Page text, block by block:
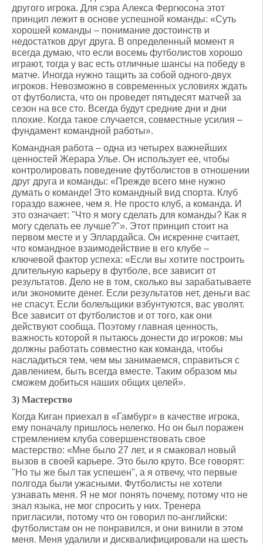
другого игрока. Для сэра Алекса Фергюсона этот
принцип лежит в основе успешной команды: «Суть
хорошей команды – понимание достоинств и
недостатков друг друга. В определенный момент я
всегда думаю, что если восемь футболистов хорошо
играют, тогда у вас есть отличные шансы на победу в
матче. Иногда нужно тащить за собой одного-двух
игроков. Невозможно в современных условиях ждать
от футболиста, что он проведет пятьдесят матчей за
сезон на все сто. Всегда будут средние дни и дни
плохие. Когда такое случается, совместные усилия –
фундамент командной работы».
Командная работа – одна из четырех важнейших
ценностей Жерара Улье. Он использует ее, чтобы
контролировать поведение футболистов в отношении
друг друга и команды: «Прежде всего мне нужно
думать о команде! Это командный вид спорта. Клуб
гораздо важнее, чем я. Не просто клуб, а команда. И
это означает: "Что я могу сделать для команды? Как я
могу сделать ее лучше?"». Этот принцип стоит на
первом месте и у Эллардайса. Он искренне считает,
что командное взаимодействие в его клубе –
ключевой фактор успеха: «Если вы хотите построить
длительную карьеру в футболе, все зависит от
результатов. Дело не в том, сколько вы зарабатываете
или экономите денег. Если результатов нет, деньги вас
не спасут. Если болельщики взбунтуются, вас уволят.
Все зависит от футболистов и от того, как они
действуют сообща. Поэтому главная ценность,
важность которой я пытаюсь донести до игроков: мы
должны работать совместно как команда, чтобы
насладиться тем, чем мы занимаемся, справиться с
давлением, быть всегда вместе. Таким образом мы
сможем добиться наших общих целей».
3) Мастерство
Когда Киган приехал в «Гамбург» в качестве игрока,
ему поначалу пришлось нелегко. Но он был поражен
стремлением клуба совершенствовать свое
мастерство: «Мне было 27 лет, и я смаковал новый
вызов в своей карьере. Это было круто. Все говорят:
"Но ты же был так успешен", а я отвечу, что первые
полгода были ужасными. Футболисты не хотели
узнавать меня. Я не мог понять почему, потому что не
знал языка, не мог спросить у них. Тренера
пригласили, потому что он говорил по-английски:
футболистам он не понравился, и они винили в этом
меня. Меня удалили и дисквалифицировали на шесть